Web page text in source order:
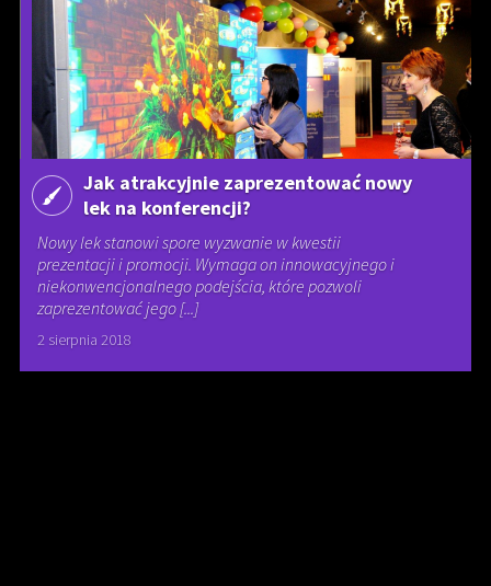
Jak atrakcyjnie zaprezentować nowy
lek na konferencji?
Nowy lek stanowi spore wyzwanie w kwestii
prezentacji i promocji. Wymaga on innowacyjnego i
niekonwencjonalnego podejścia, które pozwoli
zaprezentować jego [...]
2 sierpnia 2018